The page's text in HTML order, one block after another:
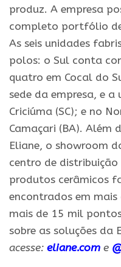
produz. A empresa
completo portfólio
As seis unidades
polos: o Sul conta
quatro em Cocal do
sede da empresa, e
Criciúma (SC); e no
Camaçari (BA). Além
Eliane, o showroom
centro de distribuição
produtos cerâmicos
encontrados em mais
mais de 15 mil
sobre as soluções da
acesse: eliane.com e